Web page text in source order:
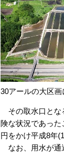
30アールの大区
その取水口とな
険な状況であっ
円をかけ平成8年
なお、用水が通